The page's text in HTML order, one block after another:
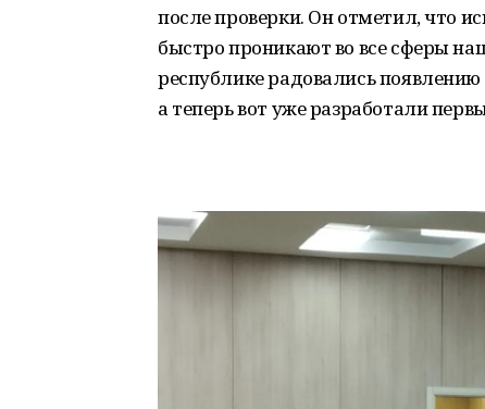
после проверки. Он отметил, что
быстро проникают во все сферы
республике радовались
а теперь вот уже разработали